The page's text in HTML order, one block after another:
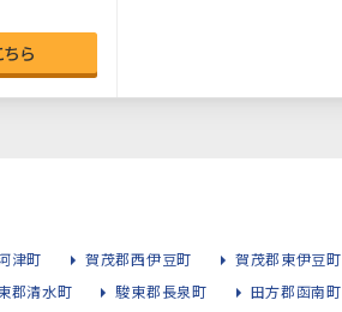
ら
津町 賀茂郡西伊豆町 賀茂郡東伊豆町
郡清水町 駿東郡長泉町 田方郡函南町